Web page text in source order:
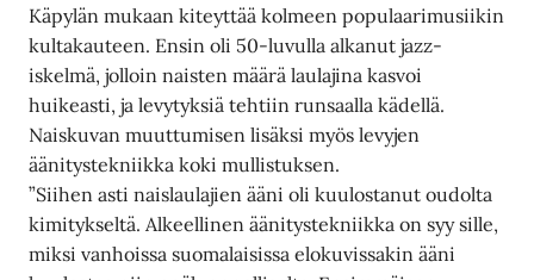
Käpylän mukaan kiteyttää kolmeen populaarimusiikin
kultakauteen. Ensin oli 50-luvulla alkanut jazz-
iskelmä, jolloin naisten määrä laulajina kasvoi
huikeasti, ja levytyksiä tehtiin runsaalla kädellä.
Naiskuvan muuttumisen lisäksi myös levyjen
äänitystekniikka koki mullistuksen.
”Siihen asti naislaulajien ääni oli kuulostanut oudolta
kimitykseltä. Alkeellinen äänitystekniikka on syy sille,
miksi vanhoissa suomalaisissa elokuvissakin ääni